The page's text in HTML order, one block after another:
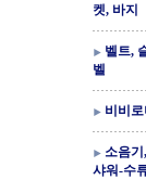
켓, 바지
벨트,
벨
비비
소음기
샤워-수